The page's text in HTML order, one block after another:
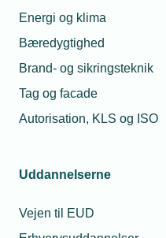
Energi og klima
Bæredygtighed
Brand- og sikringsteknik
Tag og facade
Autorisation, KLS og ISO
Uddannelserne
Vejen til EUD
Mest læste nyheder
varer med fra